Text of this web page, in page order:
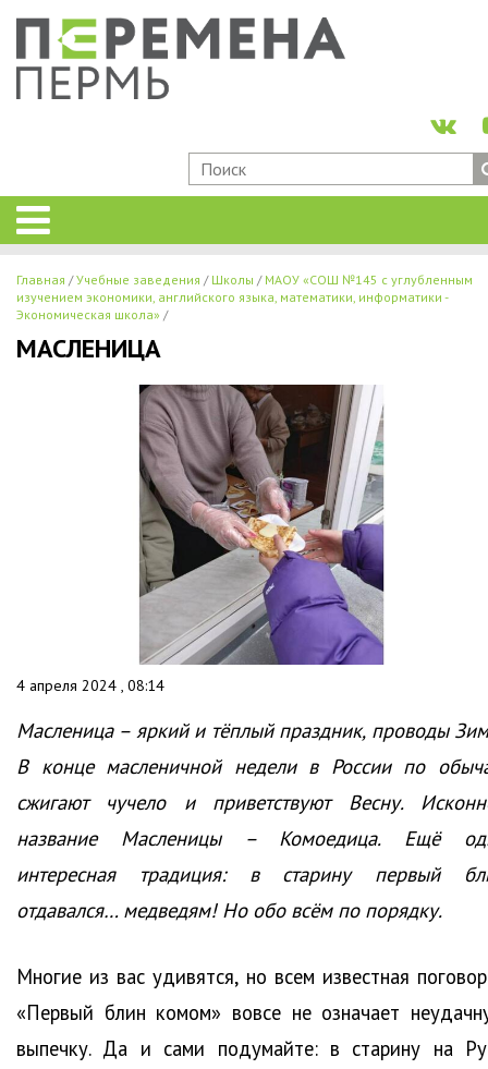
Главная Учебные заведения Школы
МАОУ «СОШ №145 с углубленным
изучением экономики, английского языка, математики, информатики -
Экономическая школа»
МАСЛЕНИЦА
4 апреля 2024 , 08:14
Масленица – яркий и тёплый праздник, проводы
В конце масленичной недели в России по
сжигают чучело и приветствуют Весну.
название Масленицы – Комоедица. Ещё
интересная традиция: в старину первый
отдавался… медведям! Но обо всём по порядку.
Многие из вас удивятся, но всем известная
«Первый блин комом» вовсе не означает
выпечку. Да и сами подумайте: в старину на